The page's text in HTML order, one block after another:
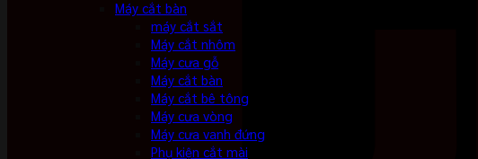
Máy cắt bàn
máy cắt sắt
Máy cắt nhôm
Máy cưa gỗ
Máy cắt bàn
Máy cắt bê tông
Máy cưa vòng
Máy cưa vanh đứng
Phụ kiện cắt mài